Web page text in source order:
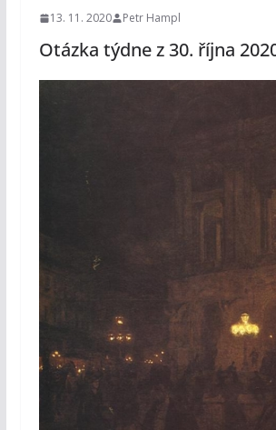
13. 11. 2020 Petr Hampl
Otázka týdne z 30. října